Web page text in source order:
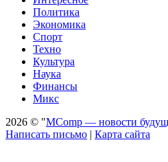
Политика
Экономика
Спорт
Техно
Культура
Наука
Финансы
Микс
2026 © "MComp — новости
Написать письмо | Карта сайта